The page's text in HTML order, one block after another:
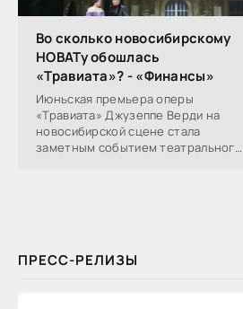
Во сколько новосибирскому
НОВАТу обошлась
«Травиата»? - «Финансы»
Июньская премьера оперы
«Травиата» Джузеппе Верди на
новосибирской сцене стала
заметным событием театрального
ПРЕСС-РЕЛИЗЫ